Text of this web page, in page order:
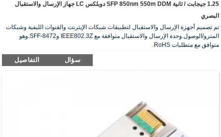
1.25 جيجابت / ثانية SFP 850nm 550m DDM دوبلكس LC جهاز الإرسال والاستقبال
البصري
تم تصميم أجهزة الإرسال والاستقبال لتطبيقات شبكات الإيثرنت والقنوات الليفية وشبكات
المترو/الوصول.وحدة الإرسال والاستقبال متوافقة مع IEEE802.3Z وSFF-8472.وهو
متوافق مع متطلبات RoHS.
سؤال التفاصيل